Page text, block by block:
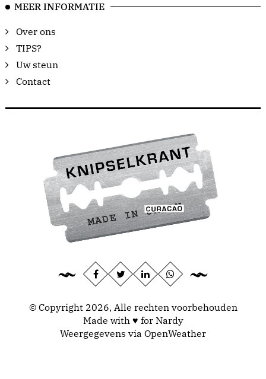
MEER INFORMATIE
Over ons
TIPS?
Uw steun
Contact
© Copyright 2026, Alle rechten voorbehouden
Made with ♥ for Nardy
Weergegevens via OpenWeather